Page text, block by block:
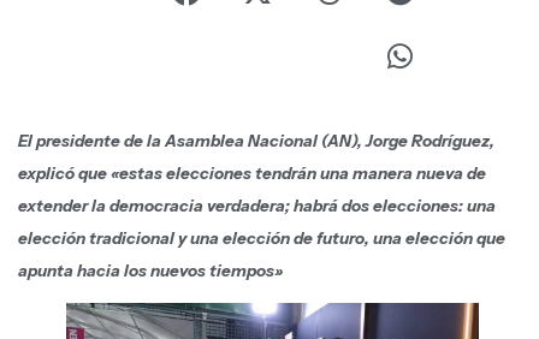
El presidente de la Asamblea Nacional (AN), Jorge Rodríguez,
explicó que «estas elecciones tendrán una manera nueva de
extender la democracia verdadera; habrá dos elecciones: una
elección tradicional y una elección de futuro, una elección que
apunta hacia los nuevos tiempos»